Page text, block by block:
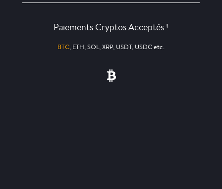
Paiements Cryptos Acceptés !
BTC, ETH, SOL, XRP, USDT, USDC etc.